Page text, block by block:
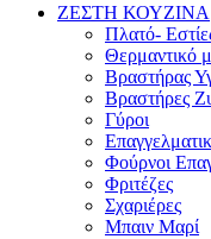
ΖΕΣΤΗ ΚΟΥΖΙΝΑ
Πλατό-
Θερμαντικό
Βραστήρας
Βραστήρες
Γύροι
Φούρνοι
Φριτέζες
Σχαριέρες
Μπαιν Μαρί